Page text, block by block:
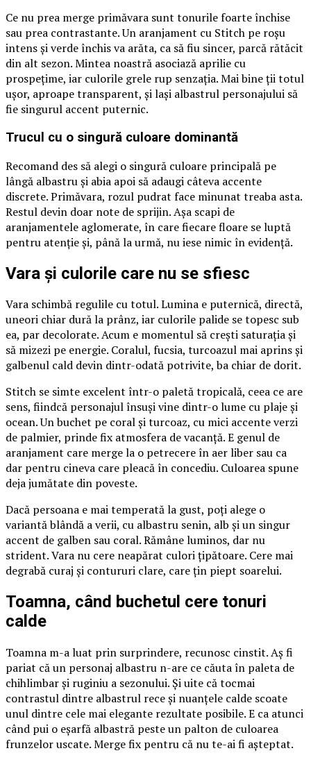
Ce nu prea merge primăvara sunt tonurile foarte închise
sau prea contrastante. Un aranjament cu Stitch pe roșu
intens și verde închis va arăta, ca să fiu sincer, parcă rătăcit
din alt sezon. Mintea noastră asociază aprilie cu
prospețime, iar culorile grele rup senzația. Mai bine ții totul
ușor, aproape transparent, și lași albastrul personajului să
fie singurul accent puternic.
Trucul cu o singură culoare dominantă
Recomand des să alegi o singură culoare principală pe
lângă albastru și abia apoi să adaugi câteva accente
discrete. Primăvara, rozul pudrat face minunat treaba asta.
Restul devin doar note de sprijin. Așa scapi de
aranjamentele aglomerate, în care fiecare floare se luptă
pentru atenție și, până la urmă, nu iese nimic în evidență.
Vara și culorile care nu se sfiesc
Vara schimbă regulile cu totul. Lumina e puternică, directă,
uneori chiar dură la prânz, iar culorile palide se topesc sub
ea, par decolorate. Acum e momentul să crești saturația și
să mizezi pe energie. Coralul, fucsia, turcoazul mai aprins și
galbenul cald devin dintr-odată potrivite, ba chiar de dorit.
Stitch se simte excelent într-o paletă tropicală, ceea ce are
sens, fiindcă personajul însuși vine dintr-o lume cu plaje și
ocean. Un buchet pe coral și turcoaz, cu mici accente verzi
de palmier, prinde fix atmosfera de vacanță. E genul de
aranjament care merge la o petrecere în aer liber sau ca
dar pentru cineva care pleacă în concediu. Culoarea spune
deja jumătate din poveste.
Dacă persoana e mai temperată la gust, poți alege o
variantă blândă a verii, cu albastru senin, alb și un singur
accent de galben sau coral. Rămâne luminos, dar nu
strident. Vara nu cere neapărat culori țipătoare. Cere mai
degrabă curaj și contururi clare, care țin piept soarelui.
Toamna, când buchetul cere tonuri
calde
Toamna m-a luat prin surprindere, recunosc cinstit. Aș fi
pariat că un personaj albastru n-are ce căuta în paleta de
chihlimbar și ruginiu a sezonului. Și uite că tocmai
contrastul dintre albastrul rece și nuanțele calde scoate
unul dintre cele mai elegante rezultate posibile. E ca atunci
când pui o eșarfă albastră peste un palton de culoarea
frunzelor uscate. Merge fix pentru că nu te-ai fi așteptat.